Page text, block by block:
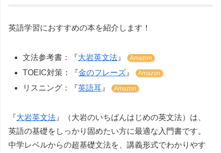
英語学習におすすめの本を紹介します！
文法参考書：『大岩英文法 』 Amazon
TOEIC対策：『金のフレーズ 』 Amazon
リスニング：『英語耳』 Amazon
『大岩英文法』（大岩のいちばんはじめの英文法）は、
英語の基礎をしっかり固めたい方に最適な入門書です。
中学レベルからの超基礎文法を、講義形式でわかりやす